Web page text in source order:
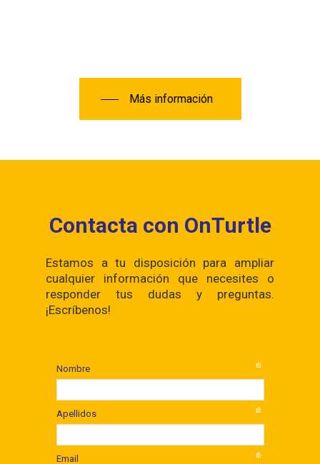
Más información
Contacta con OnTurtle
Estamos a tu disposición para ampliar
cualquier información que necesites o
responder tus dudas y preguntas.
¡Escríbenos!